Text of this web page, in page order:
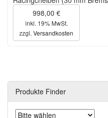
998,00 €
inkl. 19% MwSt.
zzgl. Versandkosten
Produkte Finder